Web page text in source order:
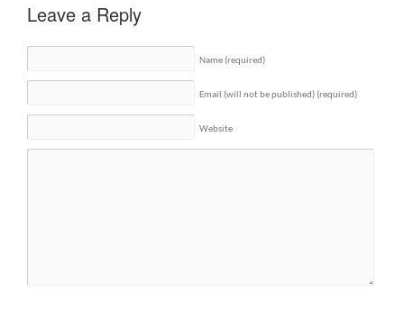
Leave a Reply
Name (required)
Email (will not be published) (required)
Website